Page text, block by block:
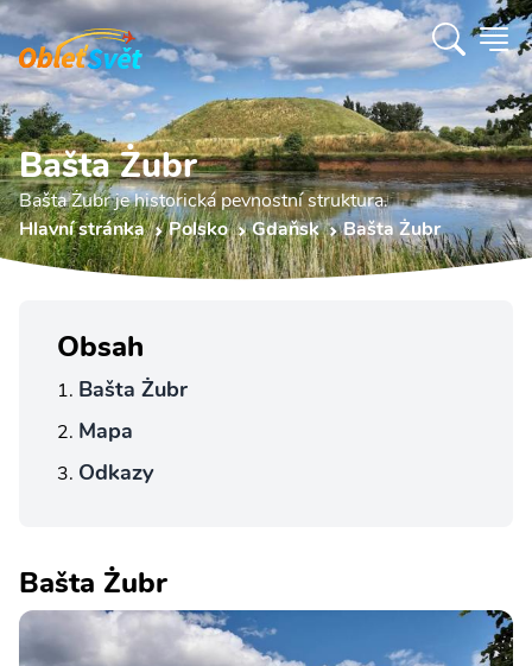
Bašta Żubr
Bašta Żubr je historická pevnostní struktura.
Hlavní stránka
Polsko Gdaňsk Bašta Żubr
Obsah
Bašta Żubr
Mapa
Odkazy
Bašta Żubr